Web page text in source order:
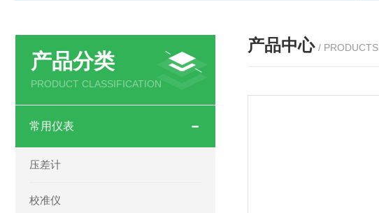
产品分类
PRODUCT CLASSIFICATION
常用仪表
压差计
校准仪
产品中心 / PRODUCTS